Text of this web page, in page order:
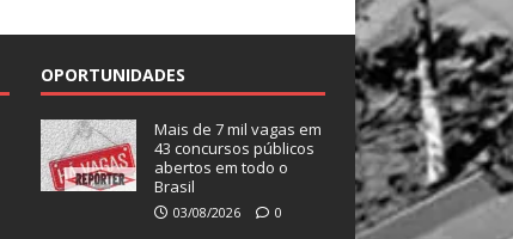
OPORTUNIDADES
Mais de 7 mil vagas em
43 concursos públicos
abertos em todo o
Brasil
03/08/2026 0